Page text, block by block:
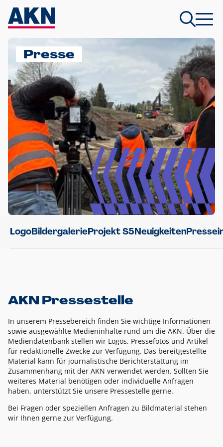
Presse
LogoBildergalerieProjekt S5Neuigkeiten
AKN Pressestelle
In unserem Pressebereich finden Sie wichtige Informationen
sowie ausgewählte Medieninhalte rund um die AKN. Über die
Mediendatenbank stellen wir Logos, Pressefotos und Artikel
für redaktionelle Zwecke zur Verfügung. Das bereitgestellte
Material kann für journalistische Berichterstattung im
Zusammenhang mit der AKN verwendet werden. Sollten Sie
weiteres Material benötigen oder individuelle Anfragen
haben, unterstützt Sie unsere Pressestelle gerne.
Bei Fragen oder speziellen Anfragen zu Bildmaterial stehen
wir Ihnen gerne zur Verfügung.